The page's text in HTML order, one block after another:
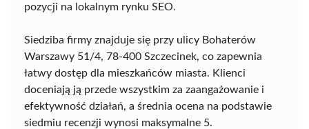
pozycji na lokalnym rynku SEO.
Siedziba firmy znajduje się przy ulicy Bohaterów
Warszawy 51/4, 78-400 Szczecinek, co zapewnia
łatwy dostęp dla mieszkańców miasta. Klienci
doceniają ją przede wszystkim za zaangażowanie i
efektywność działań, a średnia ocena na podstawie
siedmiu recenzji wynosi maksymalne 5.